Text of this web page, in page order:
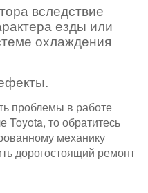
вследствие
езды или
охлаждения
проблемы в работе
то обратитесь
механику
дорогостоящий ремонт